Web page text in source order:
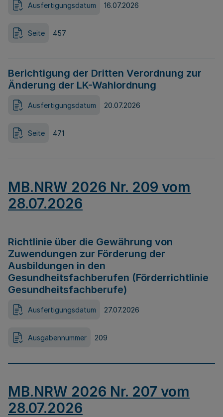
Ausfertigungsdatum 16.07.2026
Seite 457
Berichtigung der Dritten Verordnung zur
Änderung der LK-Wahlordnung
Ausfertigungsdatum 20.07.2026
Seite 471
MB.NRW 2026 Nr. 209 vom
28.07.2026
Richtlinie über die Gewährung von
Zuwendungen zur Förderung der
Ausbildungen in den
Gesundheitsfachberufen (Förderrichtlinie
Gesundheitsfachberufe)
Ausfertigungsdatum 27.07.2026
Ausgabennummer 209
MB.NRW 2026 Nr. 207 vom
28.07.2026